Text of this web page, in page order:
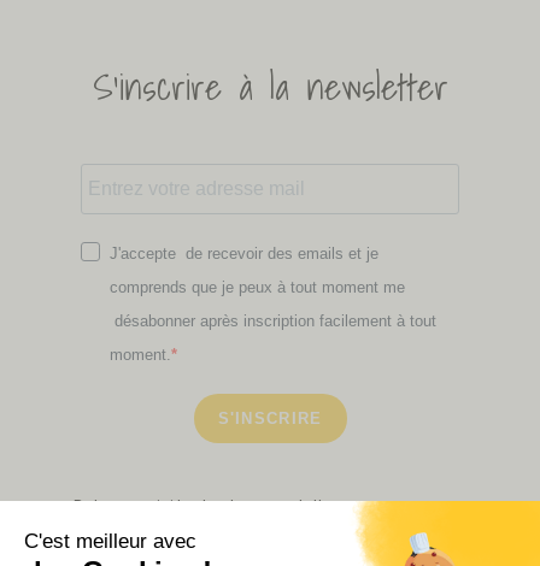
S'inscrire à la newsletter
J'accepte de recevoir des emails et je
comprends que je peux à tout moment me
désabonner après inscription facilement à tout
moment.
S'INSCRIRE
Retrouvez ici toutes les newsletters que vous avez